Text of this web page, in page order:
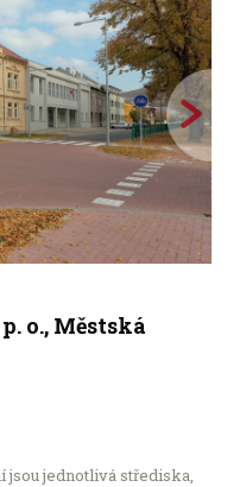
o., Městská
jsou jednotlivá střediska,